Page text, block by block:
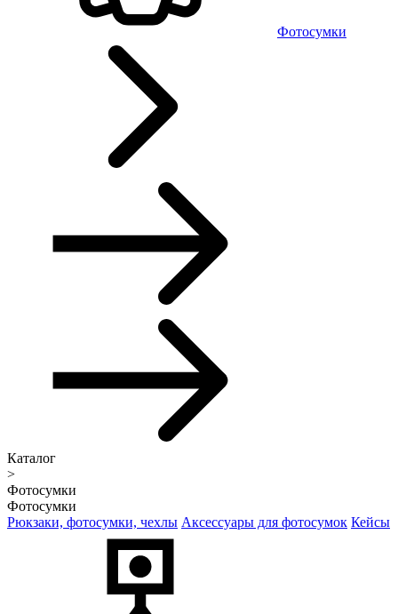
Фотосумки
Каталог
>
Фотосумки
Фотосумки
Рюкзаки, фотосумки, чехлы Аксессуары для фотосумок Кейсы